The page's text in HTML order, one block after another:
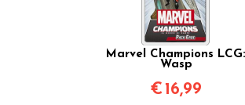
Marvel Champions LCG:
Wasp
€ 16,99